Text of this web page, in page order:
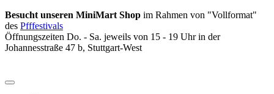
Besucht unseren MiniMart Shop im Rahmen von "Vollformat"
des Pfffestivals
Öffnungszeiten Do. - Sa. jeweils von 15 - 19 Uhr in der
Johannesstraße 47 b, Stuttgart-West